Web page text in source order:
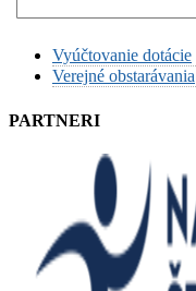
Vyúčtovanie dotácie
Verejné obstarávania
PARTNERI